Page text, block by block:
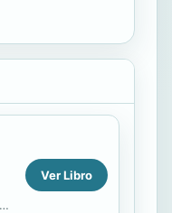
Ver Libro